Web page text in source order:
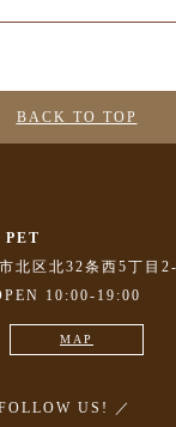
BACK TO TOP
PET
北区北32条西5丁目
10:00-19:00
MAP
US! ／